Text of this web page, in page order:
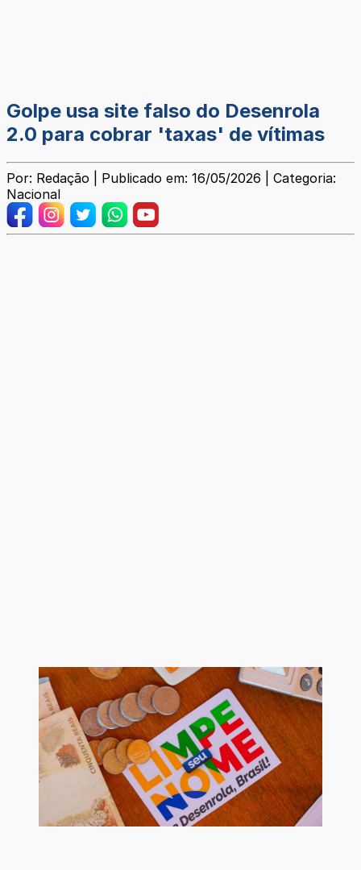
Golpe usa site falso do Desenrola
2.0 para cobrar 'taxas' de vítimas
Por: Redação | Publicado em: 16/05/2026 | Categoria:
Nacional